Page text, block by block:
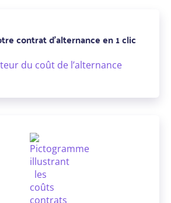
contrat d’alternance en 1 clic
du coût de l’alternance